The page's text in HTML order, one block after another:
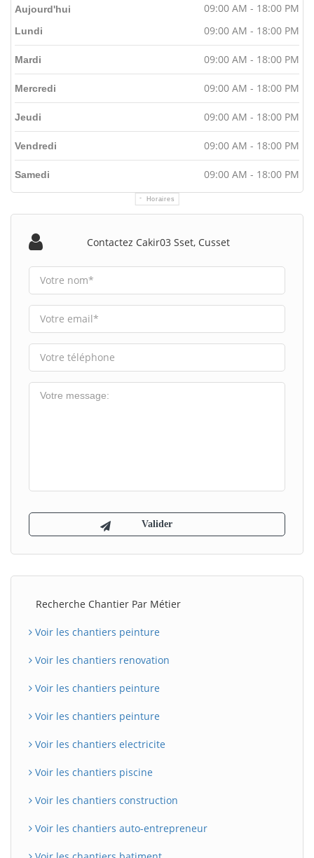
Aujourd'hui 09:00 AM - 18:00 PM
Horaires
Lundi 09:00 AM - 18:00 PM
Mardi 09:00 AM - 18:00 PM
Mercredi 09:00 AM - 18:00 PM
Jeudi 09:00 AM - 18:00 PM
Vendredi 09:00 AM - 18:00 PM
Samedi 09:00 AM - 18:00 PM
Contactez Cakir03 Sset, Cusset
Recherche Chantier Par Métier
Voir les chantiers peinture
Voir les chantiers renovation
Voir les chantiers peinture
Voir les chantiers peinture
Voir les chantiers electricite
Voir les chantiers piscine
Voir les chantiers construction
Voir les chantiers auto-entrepreneur